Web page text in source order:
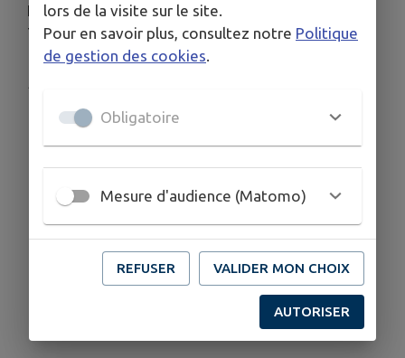
Informations complémentaires:
Téléphone : 03 89 73 13 13
TAENNCHEL"
lors de la visite sur le site.
Pour en savoir plus, consultez notre Politique
de gestion des cookies
Obligatoire
Mesure d'audience (Matomo)
REFUSER VALIDER MON CHOIX
AUTORISER